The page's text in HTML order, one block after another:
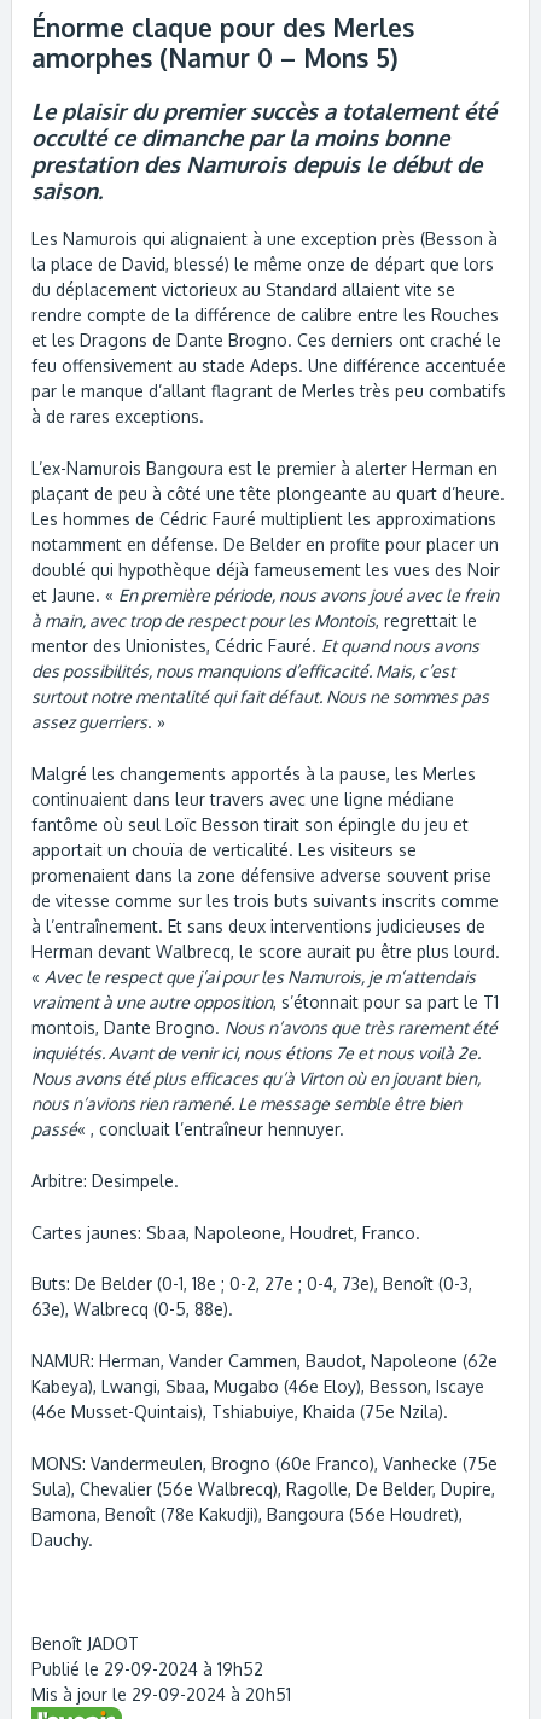
Énorme claque pour des Merles
amorphes (Namur 0 – Mons 5)
Le plaisir du premier succès a totalement été
occulté ce dimanche par la moins bonne
prestation des Namurois depuis le début de
saison.
Les Namurois qui alignaient à une exception près (Besson à
la place de David, blessé) le même onze de départ que lors
du déplacement victorieux au Standard allaient vite se
rendre compte de la différence de calibre entre les Rouches
et les Dragons de Dante Brogno. Ces derniers ont craché le
feu offensivement au stade Adeps. Une différence accentuée
par le manque d’allant flagrant de Merles très peu combatifs
à de rares exceptions.
L’ex-Namurois Bangoura est le premier à alerter Herman en
plaçant de peu à côté une tête plongeante au quart d’heure.
Les hommes de Cédric Fauré multiplient les approximations
notamment en défense. De Belder en profite pour placer un
doublé qui hypothèque déjà fameusement les vues des Noir
et Jaune. « En première période, nous avons joué avec le frein
à main, avec trop de respect pour les Montois, regrettait le
mentor des Unionistes, Cédric Fauré. Et quand nous avons
des possibilités, nous manquions d’efficacité. Mais, c’est
surtout notre mentalité qui fait défaut. Nous ne sommes pas
assez guerriers. »
Malgré les changements apportés à la pause, les Merles
continuaient dans leur travers avec une ligne médiane
fantôme où seul Loïc Besson tirait son épingle du jeu et
apportait un chouïa de verticalité. Les visiteurs se
promenaient dans la zone défensive adverse souvent prise
de vitesse comme sur les trois buts suivants inscrits comme
à l’entraînement. Et sans deux interventions judicieuses de
Herman devant Walbrecq, le score aurait pu être plus lourd.
« Avec le respect que j’ai pour les Namurois, je m’attendais
vraiment à une autre opposition, s’étonnait pour sa part le T1
montois, Dante Brogno. Nous n’avons que très rarement été
inquiétés. Avant de venir ici, nous étions 7e et nous voilà 2e.
Nous avons été plus efficaces qu’à Virton où en jouant bien,
nous n’avions rien ramené. Le message semble être bien
passé« , concluait l’entraîneur hennuyer.
Arbitre: Desimpele.
Cartes jaunes: Sbaa, Napoleone, Houdret, Franco.
Buts: De Belder (0-1, 18e ; 0-2, 27e ; 0-4, 73e), Benoît (0-3,
63e), Walbrecq (0-5, 88e).
NAMUR: Herman, Vander Cammen, Baudot, Napoleone (62e
Kabeya), Lwangi, Sbaa, Mugabo (46e Eloy), Besson, Iscaye
(46e Musset-Quintais), Tshiabuiye, Khaida (75e Nzila).
MONS: Vandermeulen, Brogno (60e Franco), Vanhecke (75e
Sula), Chevalier (56e Walbrecq), Ragolle, De Belder, Dupire,
Bamona, Benoît (78e Kakudji), Bangoura (56e Houdret),
Dauchy.
Benoît JADOT
Publié le 29-09-2024 à 19h52
Mis à jour le 29-09-2024 à 20h51